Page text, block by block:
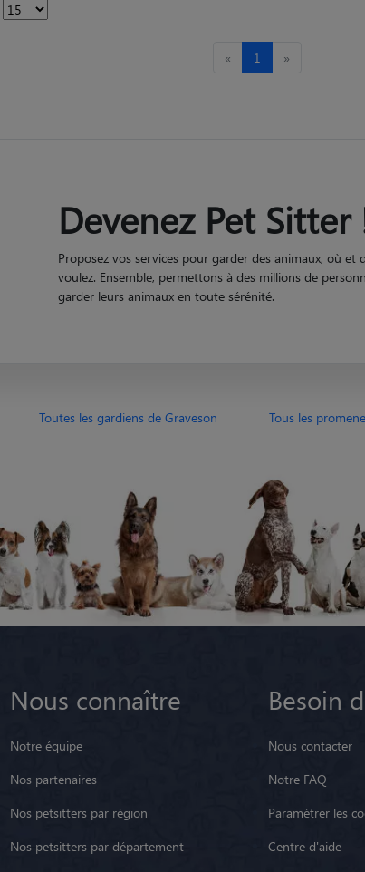
« 1 »
Devenez Pet Sitter
Proposez vos services pour garder des animaux, où et
voulez. Ensemble, permettons à des millions de
garder leurs animaux en toute sérénité.
Toutes les gardiens de Graveson Tous les
Nous connaître
Notre équipe
Nos partenaires
Nos petsitters par région
Nos petsitters par département
Besoin
Nous contacter
Notre FAQ
Paramétrer les
Centre d'aide